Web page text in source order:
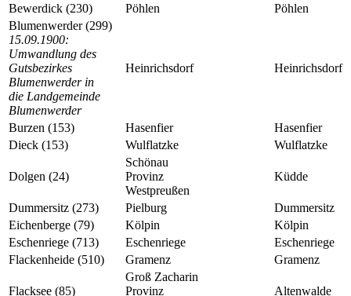
Bewerdick (230) Pöhlen
Pöhlen
Blumenwerder (299)
15.09.1900:
Umwandlung des
Gutsbezirkes
Blumenwerder in
die Landgemeinde
Blumenwerder
Heinrichsdorf Heinrichsdorf
Burzen (153) Hasenfier
Hasenfier
Dieck (153)
Wulflatzke Wulflatzke
Dolgen (24)
Schönau
Provinz
Westpreußen
Küdde
Dummersitz (273) Pielburg
Dummersitz
Eichenberge (79)
Kölpin
Kölpin
Eschenriege (713)
Eschenriege
Eschenriege
Flackenheide (510)
Gramenz Gramenz
Flacksee (85)
Groß Zacharin
Provinz
Altenwalde